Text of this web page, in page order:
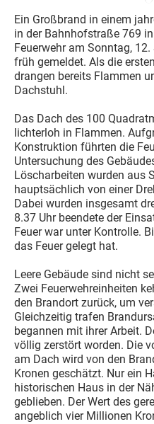
Ein Großbrand in einem
in der Bahnhofstraße 769
Feuerwehr am Sonntag,
früh gemeldet. Als die
drangen bereits Flammen
Dachstuhl.
Das Dach des 100
lichterloh in Flammen.
Konstruktion führten die
Untersuchung des
Löscharbeiten wurden aus
hauptsächlich von einer
Dabei wurden insgesamt
8.37 Uhr beendete der
Feuer war unter Kontrolle.
das Feuer gelegt hat.
Leere Gebäude sind nicht
Zwei Feuerwehreinheiten
den Brandort zurück, um
Gleichzeitig trafen
begannen mit ihrer Arbeit.
völlig zerstört worden. Die
am Dach wird von den
Kronen geschätzt. Nur ein
historischen Haus in der
geblieben. Der Wert des
angeblich vier Millionen